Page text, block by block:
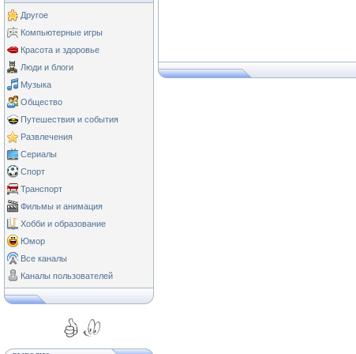
Другое
Компьютерные игры
Красота и здоровье
Люди и блоги
Музыка
Общество
Путешествия и события
Развлечения
Сериалы
Спорт
Транспорт
Фильмы и анимация
Хобби и образование
Юмор
Все каналы
Каналы пользователей